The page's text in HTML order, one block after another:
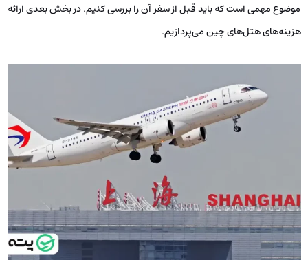
موضوع مهمی است که باید قبل از سفر آن را بررسی کنیم. در بخش بعدی ارائه
هزینه‌های هتل‌های چین می‌پردازیم.